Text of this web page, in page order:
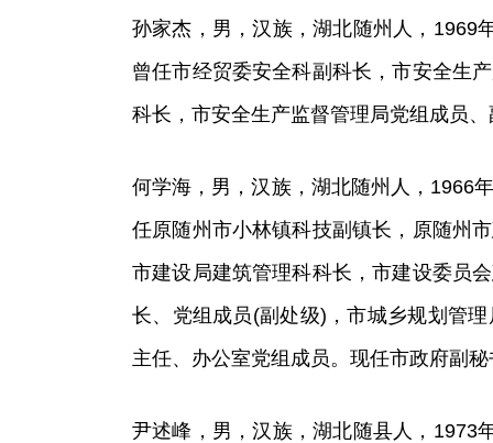
孙家杰，男，汉族，湖北随州人，1969
曾任市经贸委安全科副科长，市安全生
科长，市安全生产监督管理局党组成员
何学海，男，汉族，湖北随州人，1966
任原随州市小林镇科技副镇长，原随州
市建设局建筑管理科科长，市建设委员
长、党组成员(副处级)，市城乡规划管
主任、办公室党组成员。现任市政府副
尹述峰，男，汉族，湖北随县人，1973